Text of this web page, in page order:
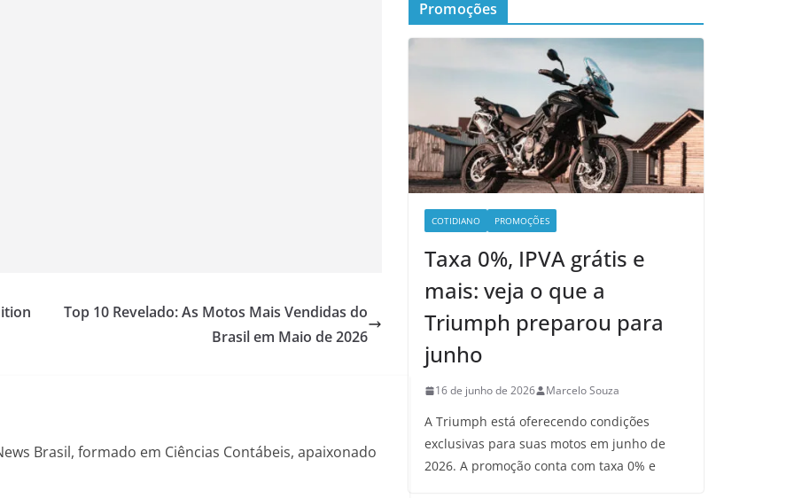
Top 10 Revelado: As Motos Mais Vendidas do
Brasil em Maio de 2026
Brasil, formado em Ciências Contábeis, apaixonado
Promoções
COTIDIANO PROMOÇÕES
Taxa 0%, IPVA grátis e
mais: veja o que a
Triumph preparou para
junho
16 de junho de 2026 Marcelo Souza
A Triumph está oferecendo condições
exclusivas para suas motos em junho de
2026. A promoção conta com taxa 0% e